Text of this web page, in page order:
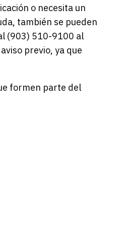
o necesita un
también se pueden
(903) 510-9100 al
previo, ya que
formen parte del